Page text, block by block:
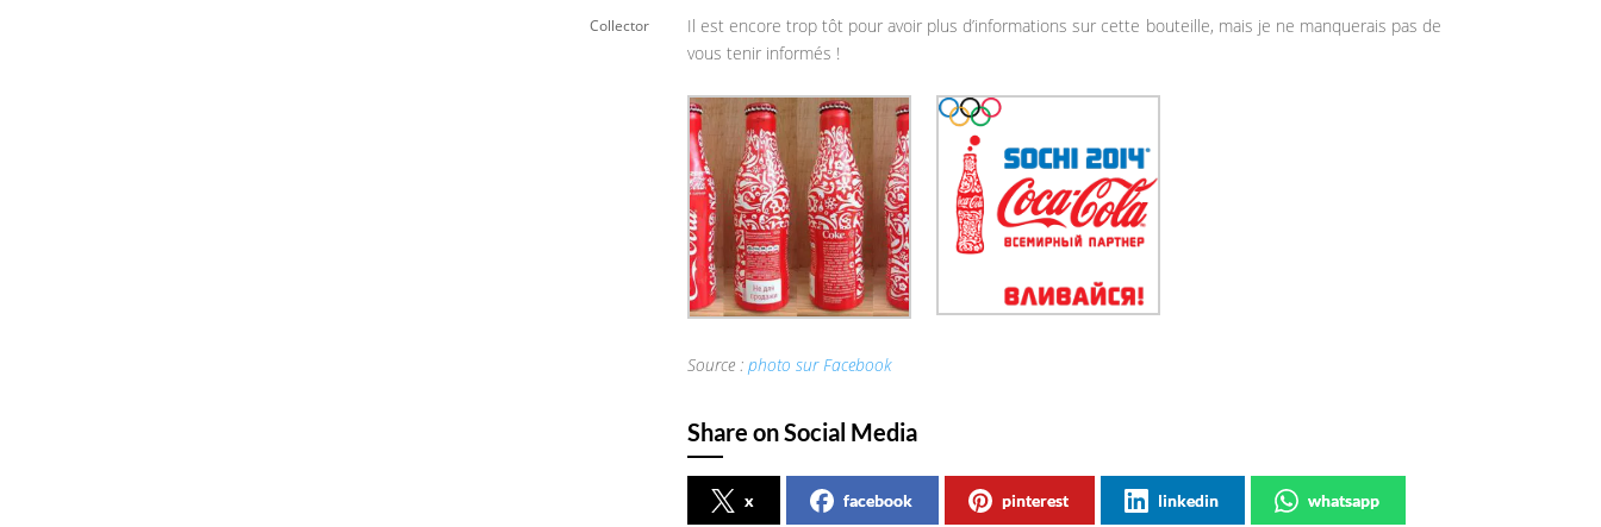
Collector
Il est encore trop tôt pour avoir plus d’informations sur cette bouteille, mais je ne manquerais pas de
vous tenir informés !
Source :photo sur Facebook
Share on Social Media
x facebook pinterest linkedin whatsapp